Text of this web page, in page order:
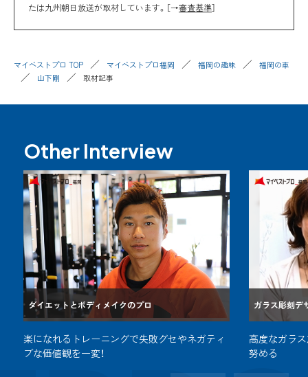
たは九州朝日放送が取材しています。［→審査基準］
マイベストプロ TOP マイベストプロ福岡 福岡の趣味
福岡の車
山下剛
取材記事
Other Interview
ダイエットとボディメイクのプロ
楽になれるトレーニングで失敗グセやネガティ
ブな価値観を一変！
ガラス彫刻デ
高度なガラ
努める